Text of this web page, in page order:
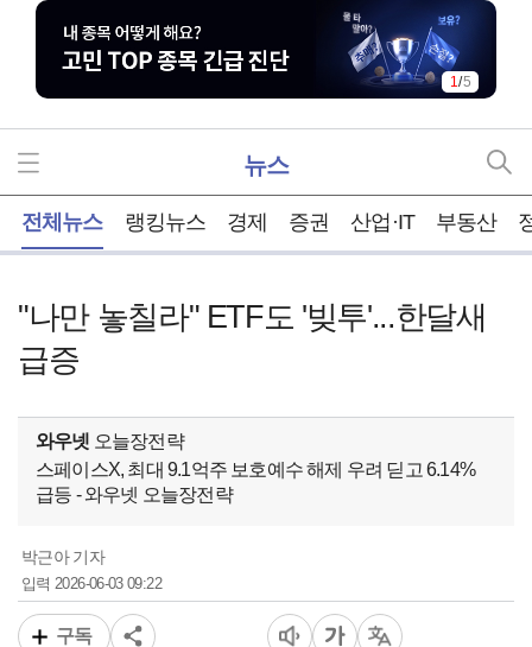
1/5
뉴스
전체뉴스 랭킹뉴스 경제 증권 산업·IT 부동산
"나만 놓칠라" ETF도 '빚투'...한달새
급증
와우넷 오늘장전략
스페이스X, 최대 9.1억주 보호예수 해제 우려 딛고 6.14%
급등 - 와우넷 오늘장전략
박근아 기자
입력2026-06-03 09:22
구독